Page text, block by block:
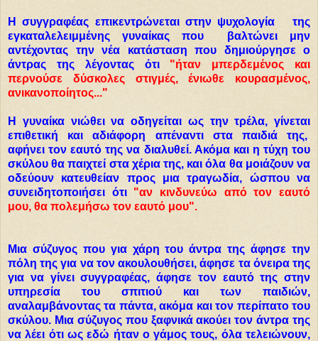
Η συγγραφέας επικεντρώνεται στην ψυχολογία της
εγκαταλελειμμένης γυναίκας που βαλτώνει μην
αντέχοντας την νέα κατάσταση που δημιούργησε ο
άντρας της λέγοντας ότι "ήταν μπερδεμένος και
περνούσε δύσκολες στιγμές, ένιωθε κουρασμένος,
ανικανοποίητος..."
Η γυναίκα νιώθει να οδηγείται ως την τρέλα, γίνεται
επιθετική και αδιάφορη απέναντι στα παιδιά της,
αφήνει τον εαυτό της να διαλυθεί. Ακόμα και η τύχη του
σκύλου θα παιχτεί στα χέρια της, και όλα θα μοιάζουν να
οδεύουν κατευθείαν προς μια τραγωδία, ώσπου να
συνειδητοποιήσει ότι "αν κινδυνεύω από τον εαυτό
μου, θα πολεμήσω τον εαυτό μου".
Μια σύζυγος που για χάρη του άντρα της άφησε την
πόλη της για να τον ακουλουθήσει, άφησε τα όνειρα της
για να γίνει συγγραφέας, άφησε τον εαυτό της στην
υπηρεσία του σπιτιού και των παιδιών,
αναλαμβάνοντας τα πάντα, ακόμα και τον περίπατο του
σκύλου. Μια σύζυγος που ξαφνικά ακούει τον άντρα της
να λέει ότι ως εδώ ήταν ο γάμος τους, όλα τελειώνουν,